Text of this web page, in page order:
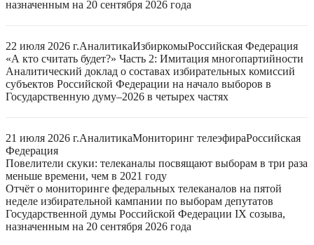
назначенным на 20 сентября 2026 года
22 июля 2026 г.АналитикаИзбиркомыРоссийская Федерация
«А кто считать будет?» Часть 2: Имитация многопартийности
Аналитический доклад о составах избирательных комиссий
субъектов Российской Федерации на начало выборов в
Государственную думу–2026 в четырех частях
21 июля 2026 г.АналитикаМониторинг телеэфираРоссийская
Федерация
Повелители скуки: телеканалы посвящают выборам в три раза
меньше времени, чем в 2021 году
Отчёт о мониторинге федеральных телеканалов на пятой
неделе избирательной кампании по выборам депутатов
Государственной думы Российской Федерации IX созыва,
назначенным на 20 сентября 2026 года